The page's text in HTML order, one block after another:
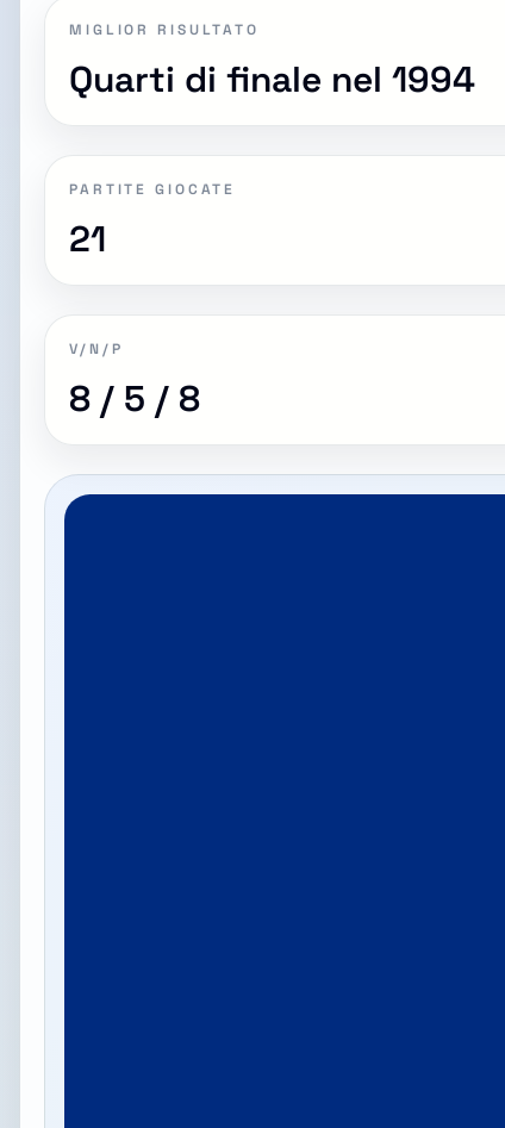
MIGLIOR RISULTATO
Quarti di finale nel 1994
PARTITE GIOCATE
21
V/N/P
8 / 5 / 8